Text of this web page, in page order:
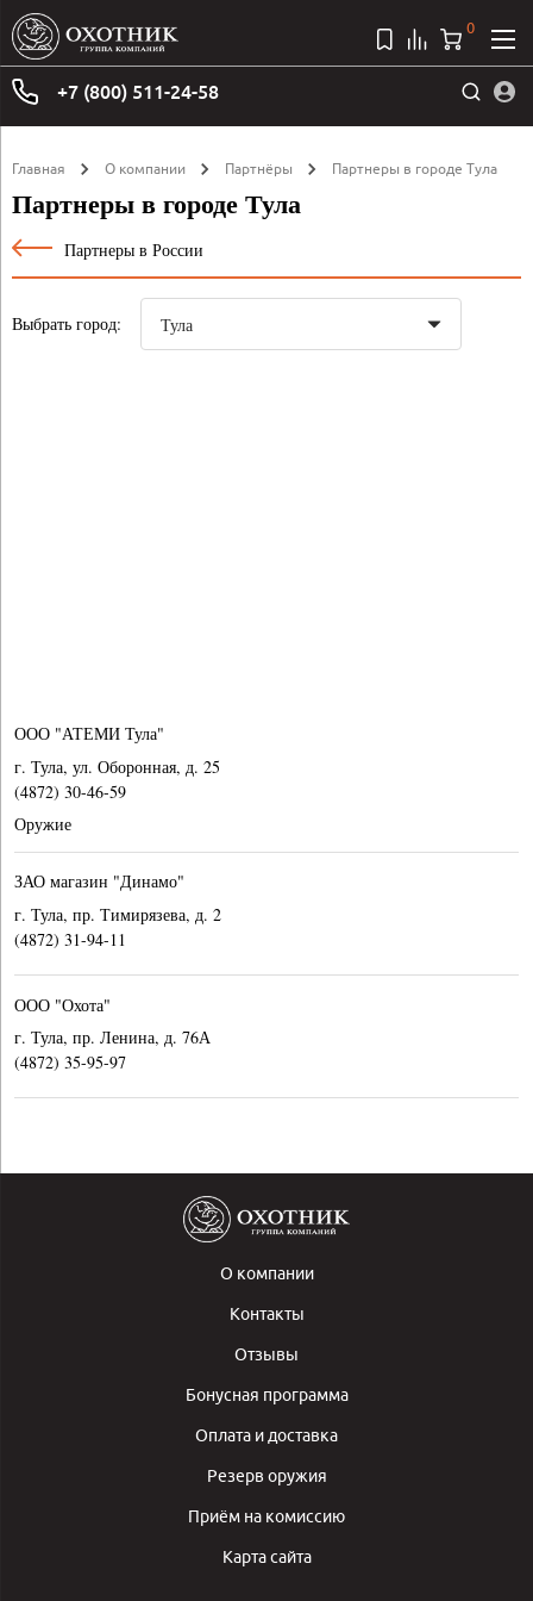
+7 (800) 511-24-58
0
Главная О компании Партнёры Партнеры в городе Тула
Партнеры в городе Тула
Партнеры в России
Выбрать город:
ООО "АТЕМИ Тула"
г. Тула, ул. Оборонная, д. 25
(4872) 30-46-59
Оружие
ЗАО магазин "Динамо"
г. Тула, пр. Тимирязева, д. 2
(4872) 31-94-11
ООО "Охота"
г. Тула, пр. Ленина, д. 76А
(4872) 35-95-97
О компании
Контакты
Отзывы
Бонусная программа
Оплата и доставка
Резерв оружия
Приём на комиссию
Карта сайта